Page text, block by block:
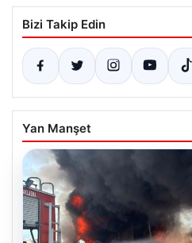
Bizi Takip Edin
Yan Manşet